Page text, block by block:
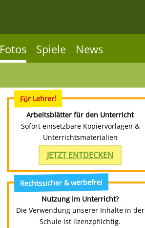
Fotos Spiele News
Für Lehrer!
Arbeitsblätter für den Unterricht
Sofort einsetzbare Kopiervorlagen &
Unterrichtsmaterialien
JETZT ENTDECKEN
Rechtssicher & werbefrei
Nutzung im Unterricht?
Die Verwendung unserer Inhalte in der
Schule ist lizenzpflichtig.